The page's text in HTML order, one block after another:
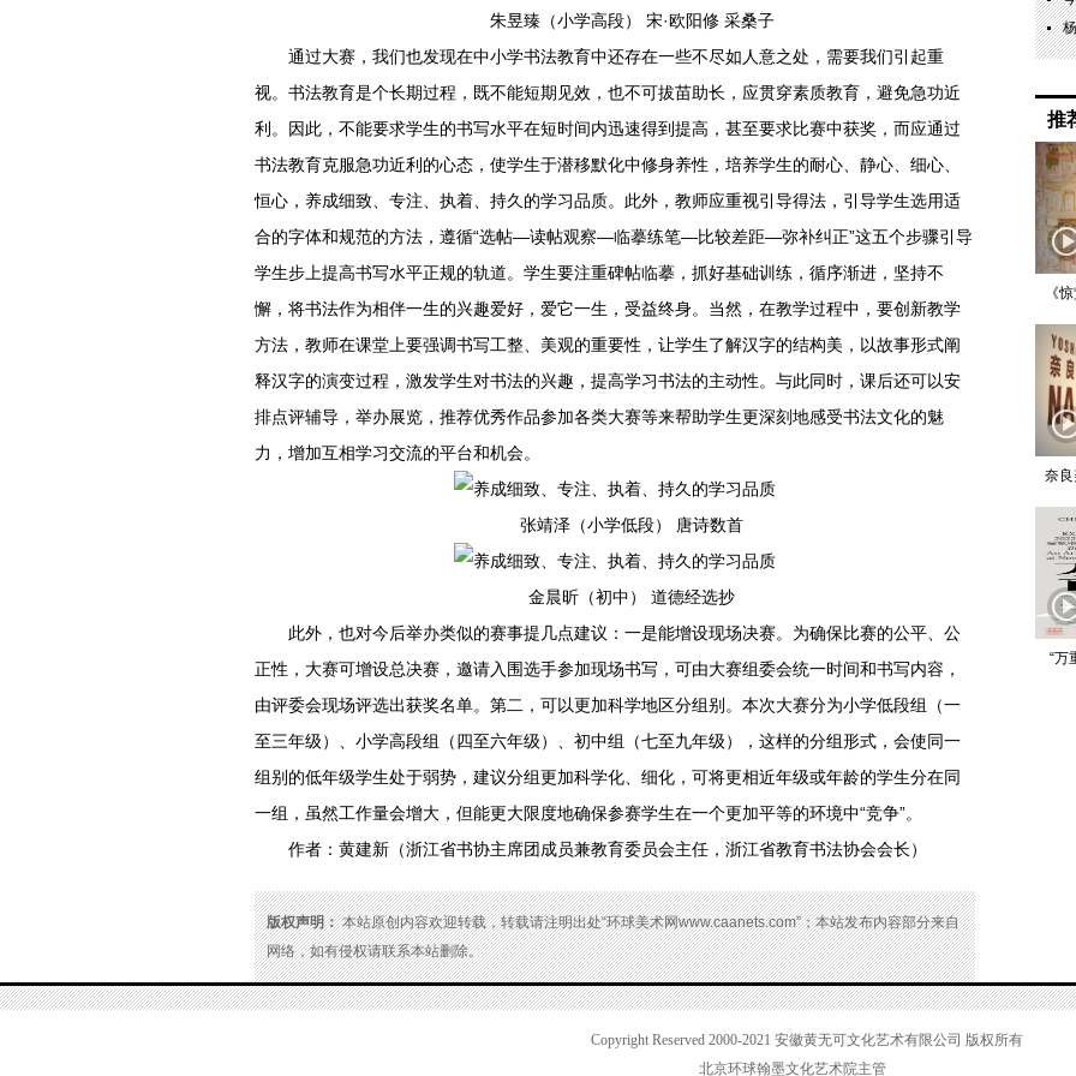
朱昱臻（小学高段） 宋·欧阳修 采桑子
通过大赛，我们也发现在中小学书法教育中还存在一些不尽如人意之处，需要我们引起重
视。书法教育是个长期过程，既不能短期见效，也不可拔苗助长，应贯穿素质教育，避免急功近
利。因此，不能要求学生的书写水平在短时间内迅速得到提高，甚至要求比赛中获奖，而应通过
书法教育克服急功近利的心态，使学生于潜移默化中修身养性，培养学生的耐心、静心、细心、
恒心，养成细致、专注、执着、持久的学习品质。此外，教师应重视引导得法，引导学生选用适
合的字体和规范的方法，遵循“选帖—读帖观察—临摹练笔—比较差距—弥补纠正”这五个步骤引导
学生步上提高书写水平正规的轨道。学生要注重碑帖临摹，抓好基础训练，循序渐进，坚持不
懈，将书法作为相伴一生的兴趣爱好，爱它一生，受益终身。当然，在教学过程中，要创新教学
方法，教师在课堂上要强调书写工整、美观的重要性，让学生了解汉字的结构美，以故事形式阐
释汉字的演变过程，激发学生对书法的兴趣，提高学习书法的主动性。与此同时，课后还可以安
排点评辅导，举办展览，推荐优秀作品参加各类大赛等来帮助学生更深刻地感受书法文化的魅
力，增加互相学习交流的平台和机会。
张靖泽（小学低段） 唐诗数首
金晨昕（初中） 道德经选抄
此外，也对今后举办类似的赛事提几点建议：一是能增设现场决赛。为确保比赛的公平、公
正性，大赛可增设总决赛，邀请入围选手参加现场书写，可由大赛组委会统一时间和书写内容，
由评委会现场评选出获奖名单。第二，可以更加科学地区分组别。本次大赛分为小学低段组（一
至三年级）、小学高段组（四至六年级）、初中组（七至九年级），这样的分组形式，会使同一
组别的低年级学生处于弱势，建议分组更加科学化、细化，可将更相近年级或年龄的学生分在同
一组，虽然工作量会增大，但能更大限度地确保参赛学生在一个更加平等的环境中“竞争”。
作者：黄建新（浙江省书协主席团成员兼教育委员会主任，浙江省教育书法协会会长）
版权声明：本站原创内容欢迎转载，转载请注明出处“环球美术网www.caanets.com”；本站发布内容部分来自
网络，如有侵权请联系本站删除。
推
《
奈
“
Copyright Reserved 2000-2021 安徽黄无可文化艺术有限公司 版权所有
北京环球翰墨文化艺术院主管